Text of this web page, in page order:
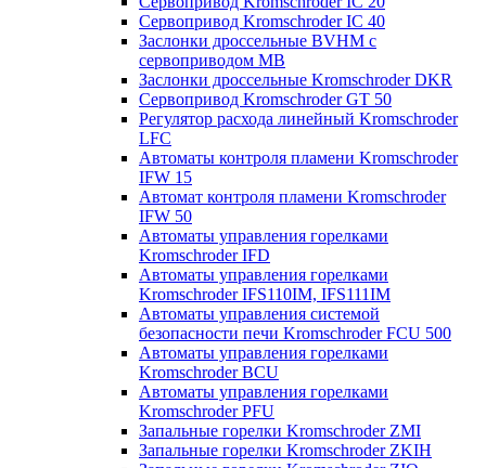
Сервопривод Kromschroder IC 40
Заслонки дроссельные BVHM с
сервоприводом МВ
Заслонки дроссельные Kromschroder DKR
Cервопривод Kromschroder GT 50
Регулятор расхода линейный Kromschroder
LFC
Автоматы контроля пламени Kromschroder
IFW 15
Автомат контроля пламени Kromschroder
IFW 50
Автоматы управления горелками
Kromschroder IFD
Автоматы управления горелками
Kromschroder IFS110IM, IFS111IM
Автоматы управления системой
безопасности печи Kromschroder FCU 500
Автоматы управления горелками
Kromschroder BCU
Автоматы управления горелками
Kromschroder PFU
Запальные горелки Kromschroder ZМI
Запальные горелки Kromschroder ZKIH